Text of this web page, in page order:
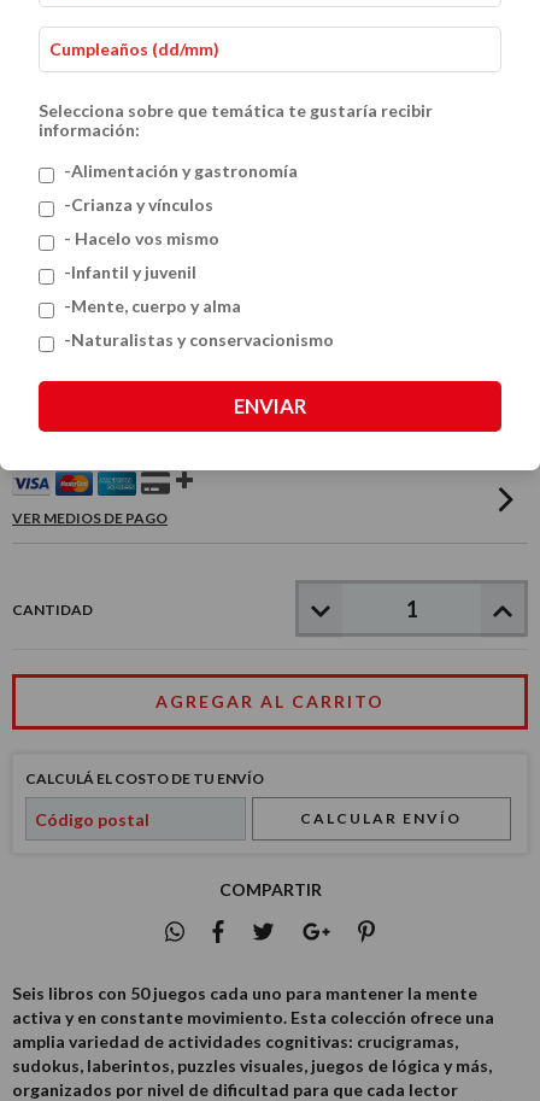
50 Juegos para una Mente en
Movimiento: 6 Libros con Actividades
$120.000 $150.000
VER MEDIOS DE PAGO
CANTIDAD
CALCULÁ EL COSTO DE TU ENVÍO
CALCULAR ENVÍO
COMPARTIR
Seis libros con 50 juegos cada uno para mantener la mente
activa y en constante movimiento. Esta colección ofrece una
amplia variedad de actividades cognitivas: crucigramas,
sudokus, laberintos, puzzles visuales, juegos de lógica y más,
organizados por nivel de dificultad para que cada lector
Selecciona sobre que temática te gustaría recibir
información:
-Alimentación y gastronomía
-Crianza y vínculos
- Hacelo vos mismo
-Infantil y juvenil
-Mente, cuerpo y alma
-Naturalistas y conservacionismo
ENVIAR